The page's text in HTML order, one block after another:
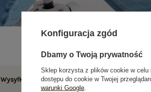
Wysyłka i dostawa Zwroty i reklamacje
Konfiguracja zgód
Dbamy o Twoją prywatność
Sklep korzysta z plików cookie w celu
dostępu do cookie w Twojej
warunki Google